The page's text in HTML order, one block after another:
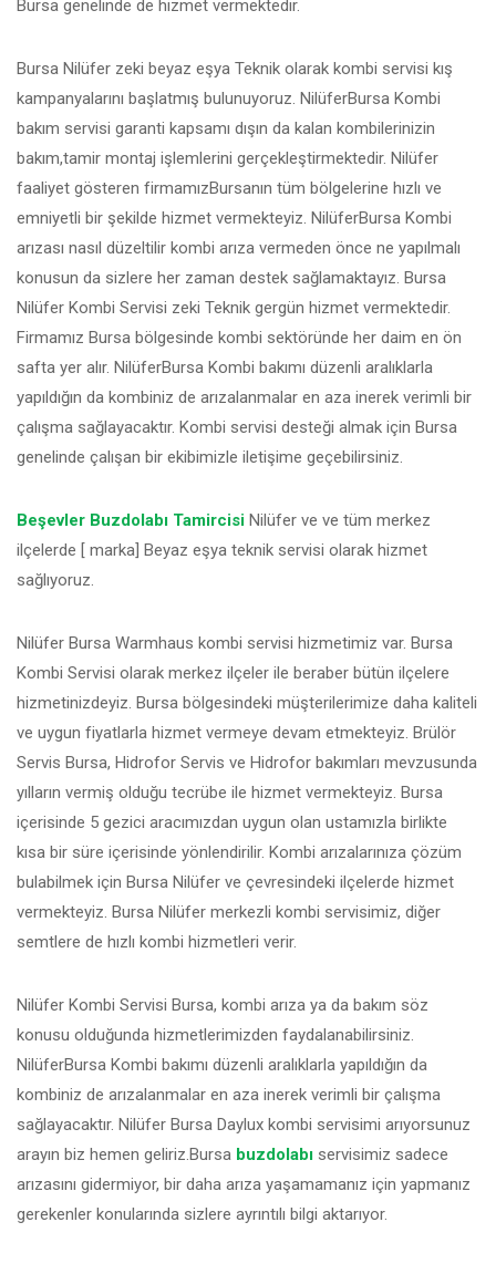
Bursa genelinde de hizmet vermektedir.
Bursa Nilüfer zeki beyaz eşya Teknik olarak kombi servisi kış
kampanyalarını başlatmış bulunuyoruz. NilüferBursa Kombi
bakım servisi garanti kapsamı dışın da kalan kombilerinizin
bakım,tamir montaj işlemlerini gerçekleştirmektedir. Nilüfer
faaliyet gösteren firmamızBursanın tüm bölgelerine hızlı ve
emniyetli bir şekilde hizmet vermekteyiz. NilüferBursa Kombi
arızası nasıl düzeltilir kombi arıza vermeden önce ne yapılmalı
konusun da sizlere her zaman destek sağlamaktayız. Bursa
Nilüfer Kombi Servisi zeki Teknik gergün hizmet vermektedir.
Firmamız Bursa bölgesinde kombi sektöründe her daim en ön
safta yer alır. NilüferBursa Kombi bakımı düzenli aralıklarla
yapıldığın da kombiniz de arızalanmalar en aza inerek verimli bir
çalışma sağlayacaktır. Kombi servisi desteği almak için Bursa
genelinde çalışan bir ekibimizle iletişime geçebilirsiniz.
Beşevler Buzdolabı Tamircisi Nilüfer ve ve tüm merkez
ilçelerde [ marka] Beyaz eşya teknik servisi olarak hizmet
sağlıyoruz.
Nilüfer Bursa Warmhaus kombi servisi hizmetimiz var. Bursa
Kombi Servisi olarak merkez ilçeler ile beraber bütün ilçelere
hizmetinizdeyiz. Bursa bölgesindeki müşterilerimize daha kaliteli
ve uygun fiyatlarla hizmet vermeye devam etmekteyiz. Brülör
Servis Bursa, Hidrofor Servis ve Hidrofor bakımları mevzusunda
yılların vermiş olduğu tecrübe ile hizmet vermekteyiz. Bursa
içerisinde 5 gezici aracımızdan uygun olan ustamızla birlikte
kısa bir süre içerisinde yönlendirilir. Kombi arızalarınıza çözüm
bulabilmek için Bursa Nilüfer ve çevresindeki ilçelerde hizmet
vermekteyiz. Bursa Nilüfer merkezli kombi servisimiz, diğer
semtlere de hızlı kombi hizmetleri verir.
Nilüfer Kombi Servisi Bursa, kombi arıza ya da bakım söz
konusu olduğunda hizmetlerimizden faydalanabilirsiniz.
NilüferBursa Kombi bakımı düzenli aralıklarla yapıldığın da
kombiniz de arızalanmalar en aza inerek verimli bir çalışma
sağlayacaktır. Nilüfer Bursa Daylux kombi servisimi arıyorsunuz
arayın biz hemen geliriz.Bursa buzdolabı servisimiz sadece
arızasını gidermiyor, bir daha arıza yaşamamanız için yapmanız
gerekenler konularında sizlere ayrıntılı bilgi aktarıyor.